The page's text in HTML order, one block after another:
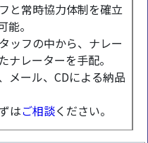
と常時協力体制を確立
。
ッフの中から、ナレー
ナレーターを手配。
メール、CDによる納品
はご相談ください。